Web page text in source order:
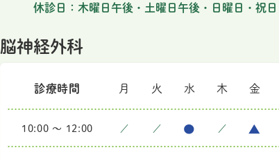
休診日：木曜日午後・土曜日午後・日曜日・祝日
脳神経外科
診療時間 月 火 水 木 金
10:00 ～ 12:00 ／ ／ ／